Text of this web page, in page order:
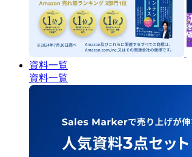
資料一覧
資料一覧